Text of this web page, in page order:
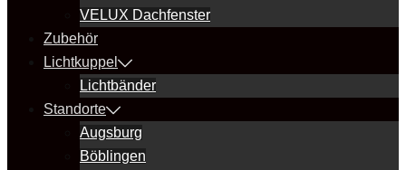
VELUX Dachfenster
Zubehör
Lichtkuppel
Lichtbänder
Standorte
Augsburg
Böblingen